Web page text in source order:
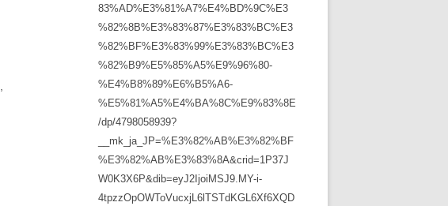
83%AD%E3%81%A7%E4%BD%9C%E3
%82%8B%E3%83%87%E3%83%BC%E3
%82%BF%E3%83%99%E3%83%BC%E3
%82%B9%E5%85%A5%E9%96%80-
%E4%B8%89%E6%B5%A6-
%E5%81%A5%E4%BA%8C%E9%83%8E
/dp/4798058939?
__mk_ja_JP=%E3%82%AB%E3%82%BF
%E3%82%AB%E3%83%8A&crid=1P37J
W0K3X6P&dib=eyJ2IjoiMSJ9.MY-i-
4tpzzOpOWToVucxjL6lTSTdKGL6Xf6XQD